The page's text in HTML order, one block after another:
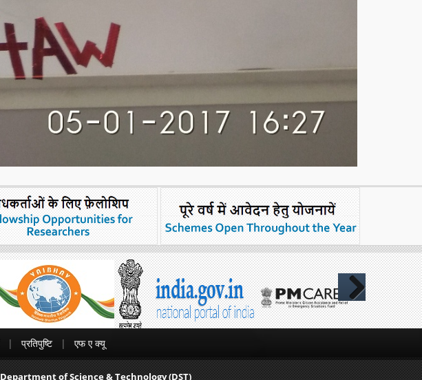
Next
प्रतिपुष्टि एफ ए क्यू
Department of Science & Technology (DST)